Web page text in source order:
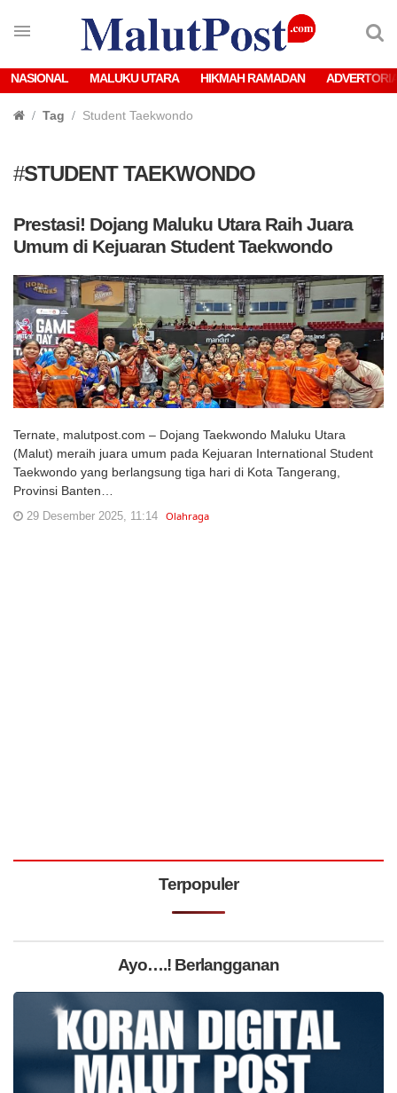
NASIONAL MALUKU UTARA HIKMAH RAMADAN
Tag Student Taekwondo
#STUDENT TAEKWONDO
Prestasi! Dojang Maluku Utara Raih Juara
Umum di Kejuaran Student Taekwondo
Ternate, malutpost.com – Dojang Taekwondo Maluku Utara
(Malut) meraih juara umum pada Kejuaran International Student
Taekwondo yang berlangsung tiga hari di Kota Tangerang,
Provinsi Banten…
29 Desember 2025, 11:14 Olahraga
Terpopuler
Ayo….! Berlangganan